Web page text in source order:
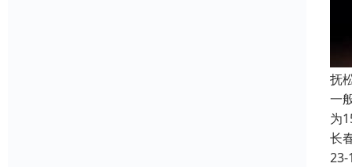
抚
一
为
长
23-